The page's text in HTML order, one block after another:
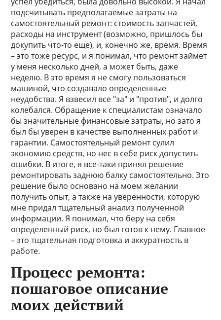
подсчитывать предполагаемые затраты на
самостоятельный ремонт: стоимость запчастей,
расходы на инструмент (возможно, пришлось бы
докупить что-то еще), и, конечно же, время. Время
– это тоже ресурс, и я понимал, что ремонт займет
у меня несколько дней, а может быть, даже
неделю. В это время я не смогу пользоваться
машиной, что создавало определенные
неудобства. Я взвесил все "за" и "против", и долго
колебался. Обращение к специалистам означало
бы значительные финансовые затраты, но зато я
был бы уверен в качестве выполненных работ и
гарантии. Самостоятельный ремонт сулил
экономию средств, но нес в себе риск допустить
ошибки. В итоге, я все-таки принял решение
ремонтировать заднюю балку самостоятельно. Это
решение было основано на моем желании
получить опыт, а также на уверенности, которую
мне придал тщательный анализ полученной
информации. Я понимал, что беру на себя
определенный риск, но был готов к нему. Главное
– это тщательная подготовка и аккуратность в
работе.
Процесс ремонта:
пошаговое описание
моих действий